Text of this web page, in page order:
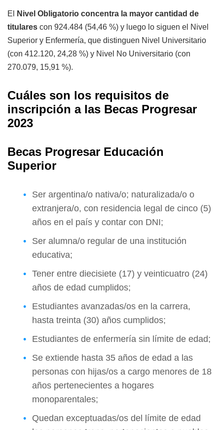
El
Nivel Obligatorio concentra la mayor cantidad de
titulares con 924.484 (54,46 %) y luego lo siguen el Nivel
Superior y Enfermería, que distinguen Nivel Universitario
(con 412.120, 24,28 %) y Nivel No Universitario (con
270.079, 15,91 %).
Cuáles son los requisitos de
inscripción a las Becas Progresar
2023
Becas Progresar Educación
Superior
Ser argentina/o nativa/o; naturalizada/o o
extranjera/o, con residencia legal de cinco (5)
años en el país y contar con DNI;
Ser alumna/o regular de una institución
educativa;
Tener entre diecisiete (17) y veinticuatro (24)
años de edad cumplidos;
Estudiantes avanzadas/os en la carrera,
hasta treinta (30) años cumplidos;
Estudiantes de enfermería sin límite de edad;
Se extiende hasta 35 años de edad a las
personas con hijas/os a cargo menores de 18
años pertenecientes a hogares
monoparentales;
Quedan exceptuadas/os del límite de edad